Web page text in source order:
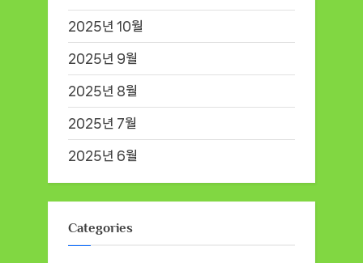
2025년 10월
2025년 9월
2025년 8월
2025년 7월
2025년 6월
Categories